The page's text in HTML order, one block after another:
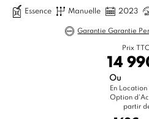
Essence Manuelle 2023
Garantie Garantie
Prix
14
Ou
En Location
Option
partir